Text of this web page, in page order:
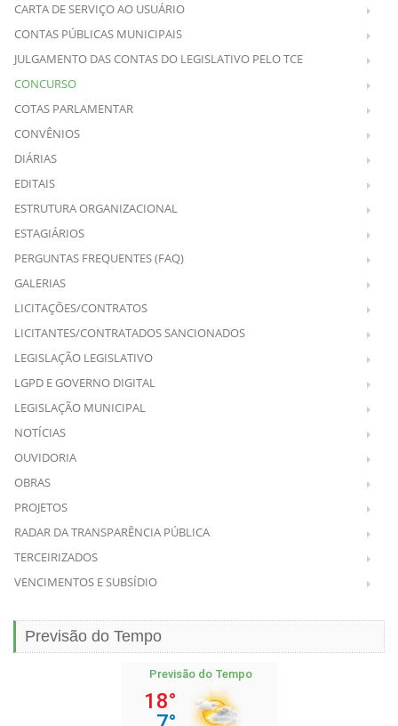
CARTA DE SERVIÇO AO USUÁRIO
CONTAS PÚBLICAS MUNICIPAIS
JULGAMENTO DAS CONTAS DO LEGISLATIVO PELO TCE
CONCURSO
COTAS PARLAMENTAR
CONVÊNIOS
DIÁRIAS
EDITAIS
ESTRUTURA ORGANIZACIONAL
ESTAGIÁRIOS
PERGUNTAS FREQUENTES (FAQ)
GALERIAS
LICITAÇÕES/CONTRATOS
LICITANTES/CONTRATADOS SANCIONADOS
LEGISLAÇÃO LEGISLATIVO
LGPD E GOVERNO DIGITAL
LEGISLAÇÃO MUNICIPAL
NOTÍCIAS
OUVIDORIA
OBRAS
PROJETOS
RADAR DA TRANSPARÊNCIA PÚBLICA
TERCEIRIZADOS
VENCIMENTOS E SUBSÍDIO
Previsão do Tempo